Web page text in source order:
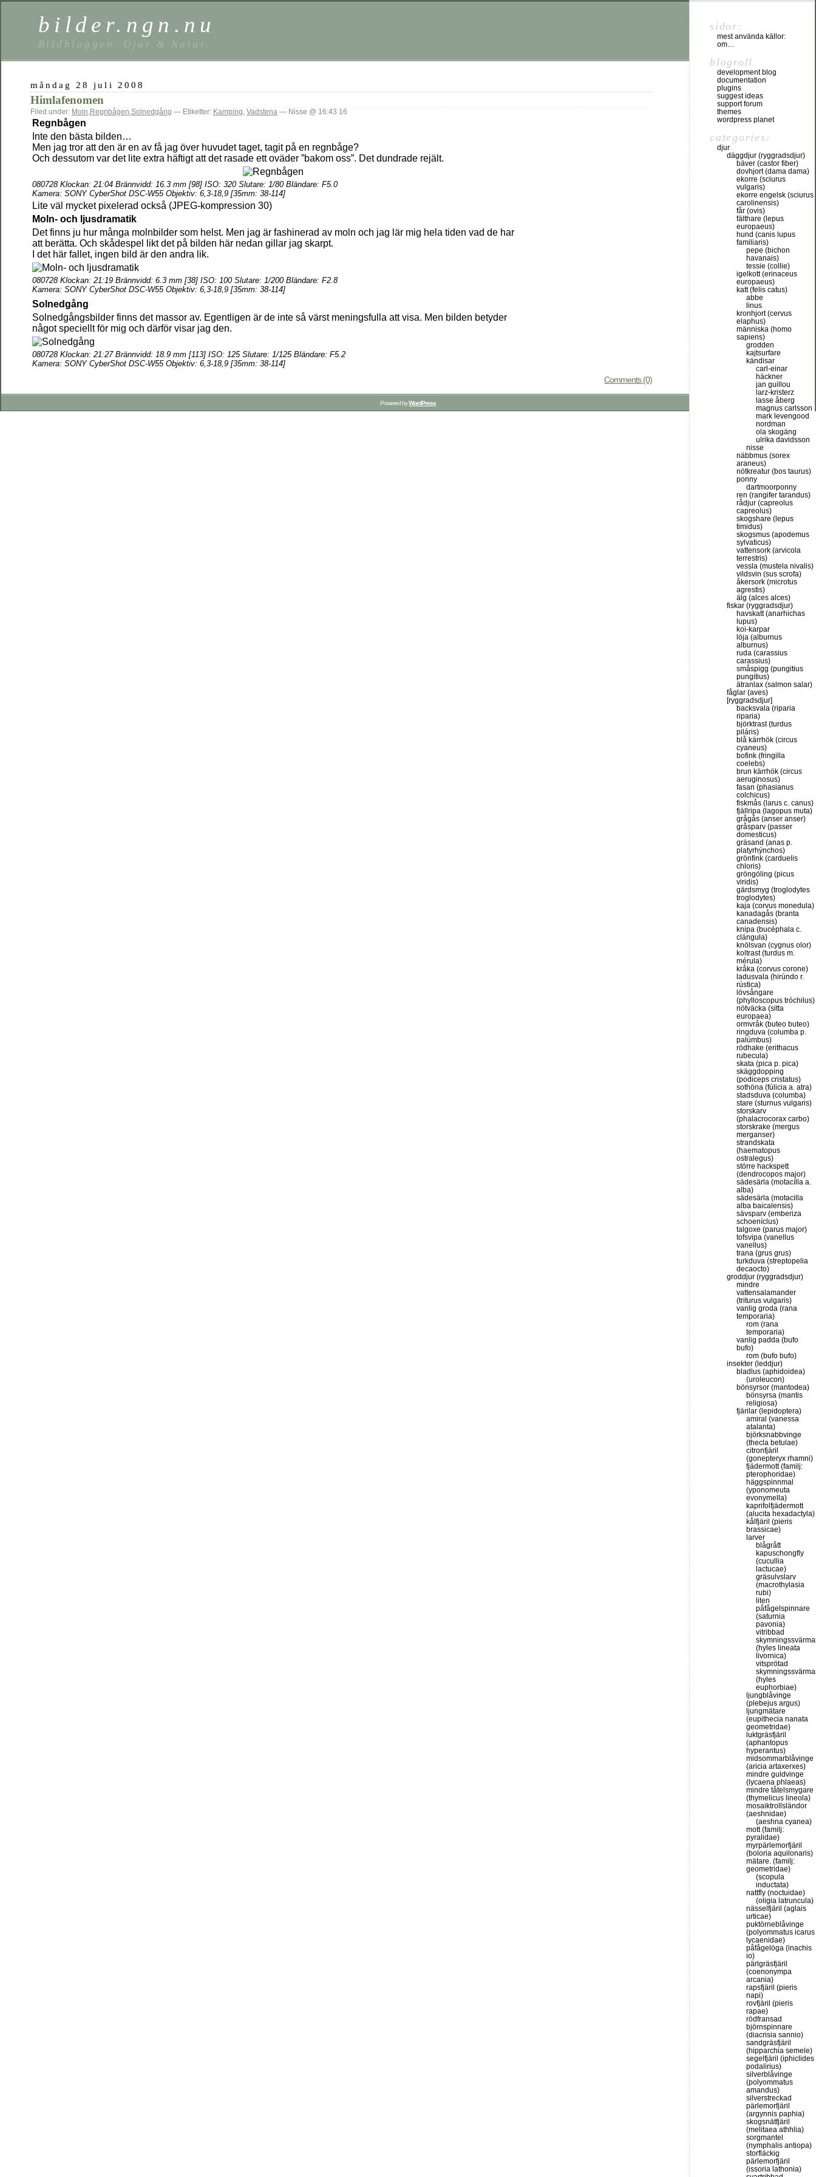
bilder.ngn.nu
Bildbloggen. Djur & Natur.
måndag 28 juli 2008
Himlafenomen
Filed under: Moln,Regnbågen,Solnedgång — Etiketter: Kamping, Vadstena — Nisse @ 16:43 16
Regnbågen
Inte den bästa bilden…
Men jag tror att den är en av få jag över huvudet taget, tagit på en regnbåge?
Och dessutom var det lite extra häftigt att det rasade ett oväder ”bakom oss”. Det dundrade rejält.
080728 Klockan: 21:04 Brännvidd: 16.3 mm [98] ISO: 320 Slutare: 1/80 Bländare: F5.0
Kamera: SONY CyberShot DSC-W55 Objektiv: 6,3-18,9 [35mm: 38-114]
Lite väl mycket pixelerad också (JPEG-kompression 30)
Moln- och ljusdramatik
Det finns ju hur många molnbilder som helst. Men jag är fashinerad av moln och jag lär mig hela tiden vad de har
att berätta. Och skådespel likt det på bilden här nedan gillar jag skarpt.
I det här fallet, ingen bild är den andra lik.
080728 Klockan: 21:19 Brännvidd: 6.3 mm [38] ISO: 100 Slutare: 1/200 Bländare: F2.8
Kamera: SONY CyberShot DSC-W55 Objektiv: 6,3-18,9 [35mm: 38-114]
Solnedgång
Solnedgångsbilder finns det massor av. Egentligen är de inte så värst meningsfulla att visa. Men bilden betyder
något speciellt för mig och därför visar jag den.
080728 Klockan: 21:27 Brännvidd: 18.9 mm [113] ISO: 125 Slutare: 1/125 Bländare: F5.2
Kamera: SONY CyberShot DSC-W55 Objektiv: 6,3-18,9 [35mm: 38-114]
Comments (0)
sidor:
mest använda källor:
om…
blogroll
development blog
documentation
plugins
suggest ideas
support forum
themes
wordpress planet
categories:
djur
däggdjur (ryggradsdjur)
bäver (castor fiber)
dovhjort (dama dama)
ekorre (sciurus
vulgaris)
ekorre engelsk (sciurus
carolinensis)
får (ovis)
fälthare (lepus
europaeus)
hund (canis lupus
familiaris)
pepe (bichon
havanais)
tessie (collie)
igelkott (erinaceus
europaeus)
katt (felis catus)
abbe
linus
kronhjort (cervus
elaphus)
människa (homo
sapiens)
grodden
kajtsurfare
kändisar
carl-einar
häckner
jan guillou
larz-kristerz
lasse åberg
magnus carlsson
mark levengood
nordman
ola skogäng
ulrika davidsson
nisse
näbbmus (sorex
araneus)
nötkreatur (bos taurus)
ponny
dartmoorponny
ren (rangifer tarandus)
rådjur (capreolus
capreolus)
skogshare (lepus
timidus)
skogsmus (apodemus
sylvaticus)
vattensork (arvicola
terrestris)
vessla (mustela nivalis)
vildsvin (sus scrofa)
åkersork (microtus
agrestis)
älg (alces alces)
fiskar (ryggradsdjur)
havskatt (anarhichas
lupus)
koi-karpar
löja (alburnus
alburnus)
ruda (carassius
carassius)
småspigg (pungitius
pungitius)
ätranlax (salmon salar)
fåglar (aves)
[ryggradsdjur]
backsvala (riparia
riparia)
björktrast (turdus
piláris)
blå kärrhök (circus
cyaneus)
bofink (fringilla
coelebs)
brun kärrhök (circus
aeruginosus)
fasan (phasianus
colchicus)
fiskmås (larus c. canus)
fjällripa (lagopus muta)
grågås (anser anser)
gråsparv (passer
domesticus)
gräsand (anas p.
platyrhýnchos)
grönfink (carduelis
chloris)
gröngöling (picus
viridis)
gärdsmyg (troglodytes
troglodytes)
kaja (corvus monedula)
kanadagås (branta
canadensis)
knipa (bucéphala c.
clángula)
knölsvan (cygnus olor)
koltrast (turdus m.
mérula)
kråka (corvus corone)
ladusvala (hirúndo r.
rústica)
lövsångare
(phylloscopus tróchilus)
nötväcka (sitta
europaea)
ormvråk (buteo buteo)
ringduva (columba p.
palúmbus)
rödhake (erithacus
rubecula)
skata (pica p. pica)
skäggdopping
(podiceps cristatus)
sothöna (fúlicia a. atra)
stadsduva (columba)
stare (sturnus vulgaris)
storskarv
(phalacrocorax carbo)
storskrake (mergus
merganser)
strandskata
(haematopus
ostralegus)
större hackspett
(dendrocopos major)
sädesärla (motacílla a.
alba)
sädesärla (motacilla
alba baicalensis)
sävsparv (emberiza
schoeníclus)
talgoxe (parus major)
tofsvipa (vanellus
vanellus)
trana (grus grus)
turkduva (streptopelia
decaocto)
groddjur (ryggradsdjur)
mindre
vattensalamander
(triturus vulgaris)
vanlig groda (rana
temporaria)
rom (rana
temporaria)
vanlig padda (bufo
bufo)
rom (bufo bufo)
insekter (leddjur)
bladlus (aphidoidea)
(uroleucon)
bönsyrsor (mantodea)
bönsyrsa (mantis
religiosa)
fjärilar (lepidoptera)
amiral (vanessa
atalanta)
björksnabbvinge
(thecla betulae)
citronfjäril
(gonepteryx rhamni)
fjädermott (familj:
pterophoridae)
häggspinnmal
(yponomeuta
evonymella)
kaprifolfjädermott
(alucita hexadactyla)
kålfjäril (pieris
brassicae)
larver
blågrått
kapuschongfly
(cucullia
lactucae)
gräsulvslarv
(macrothylasia
rubi)
liten
påfågelspinnare
(saturnia
pavonia)
vitribbad
(hyles lineata
livornica)
vitsprötad
(hyles
euphorbiae)
ljungblåvinge
(plebejus argus)
ljungmätare
(eupithecia nanata
geometridae)
luktgräsfjäril
(aphantopus
hyperantus)
midsommarblåvinge
(aricia artaxerxes)
mindre guldvinge
(lycaena phlaeas)
mindre tåtelsmygare
(thymelicus lineola)
mosaiktrollsländor
(aeshnidae)
(aeshna cyanea)
mott (familj:
pyralidae)
myrpärlemorfjäril
(boloria aquilonaris)
mätare. (familj:
geometridae)
(scopula
inductata)
nattfly (noctuidae)
(oligia latruncula)
nässelfjäril (aglais
urticae)
puktörneblåvinge
(polyommatus icarus
lycaenidae)
påfågelöga (inachis
io)
pärlgräsfjäril
(coenonympa
arcania)
rapsfjäril (pieris
napi)
rovfjäril (pieris
rapae)
rödfransad
björnspinnare
(diacrisia sannio)
sandgräsfjäril
(hipparchia semele)
segelfjäril (iphiclides
podalirius)
silverblåvinge
(polyommatus
amandus)
silverstreckad
pärlemorfjäril
(argynnis paphia)
skogsnätfjäril
(melitaea athhlia)
sorgmantel
(nymphalis antiopa)
storfläckig
pärlemorfjäril
(issoria lathonia)
Powered byWordPress